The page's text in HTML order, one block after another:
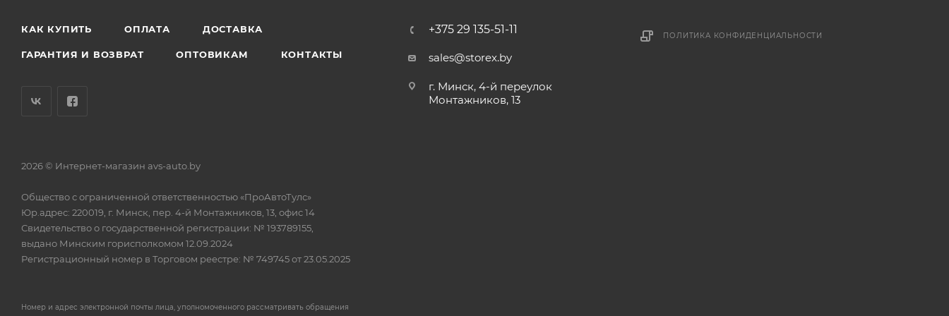
КАК КУПИТЬ ОПЛАТА ДОСТАВКА
ГАРАНТИЯ И ВОЗВРАТ ОПТОВИКАМ КОНТАКТЫ
+375 29 135-51-11
sales@storex.by
г. Минск, 4-й переулок
Монтажников, 13
ПОЛИТИКА КОНФИДЕНЦИАЛЬНОСТИ
2026 © Интернет-магазин avs-auto.by
Общество с ограниченной ответственностью «ПроАвтоТулс»
Юр.адрес: 220019, г. Минск, пер. 4-й Монтажников, 13, офис 14
Свидетельство о государственной регистрации: № 193789155,
выдано Минским горисполкомом 12.09.2024
Регистрационный номер в Торговом реестре: № 749745 от 23.05.2025
Номер и адрес электронной почты лица, уполномоченного рассматривать обращения